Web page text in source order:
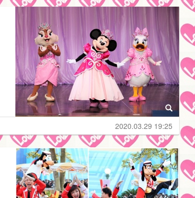
2020.03.29 19:25